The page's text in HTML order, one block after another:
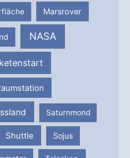
Marsrover
NASA
Saturnmond
Shuttle Sojus